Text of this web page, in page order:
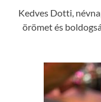
Kedves Dotti,
örömet és